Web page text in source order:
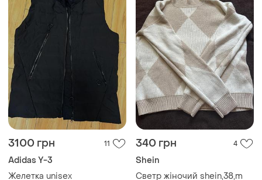
3100 грн 11
Adidas Y-3
Желетка unisex
42 / XL / 50 і ще 1
340 грн 4
Shein
Светр жіночий shein,38,m
розмір
M
TOP TOP